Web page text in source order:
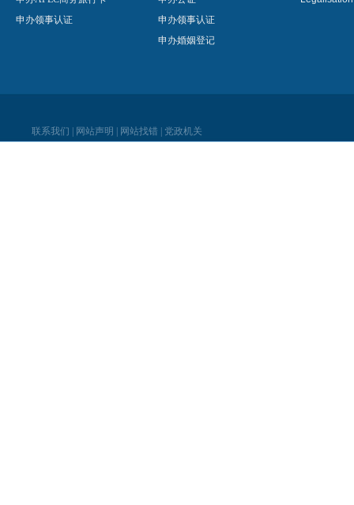
申办领事认证
申办领事认证
申办婚姻登记
联系我们 网站声明 网站找错 党政机关